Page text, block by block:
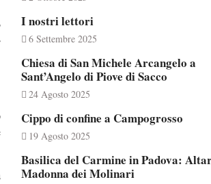
I nostri lettori
6 Settembre 2025
Chiesa di San Michele Arcangelo a
Sant’Angelo di Piove di Sacco
24 Agosto 2025
Cippo di confine a Campogrosso
19 Agosto 2025
Basilica del Carmine in Padova:
Madonna dei Molinari